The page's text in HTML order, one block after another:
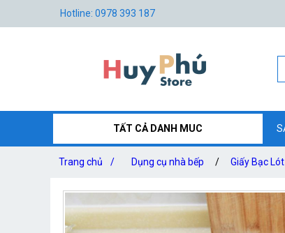
Hotline: 0978 393 187
TẤT CẢ DANH MUC
Trang chủ / Dụng cụ nhà bếp / Giấy Bạc